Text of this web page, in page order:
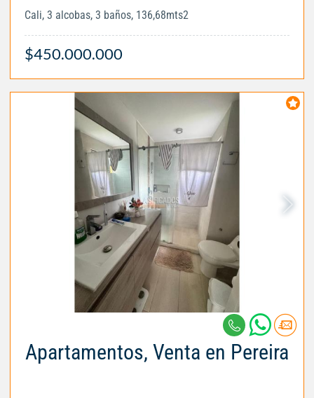
Cali, 3 alcobas, 3 baños, 136,68mts2
$450.000.000
Apartamentos, Venta en Pereira